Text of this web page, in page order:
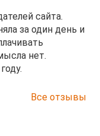
сайта.
за один день и
нет.
Все отзывы